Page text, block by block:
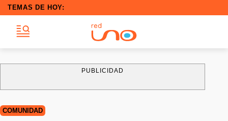
TEMAS DE HOY:
PUBLICIDAD
COMUNIDAD